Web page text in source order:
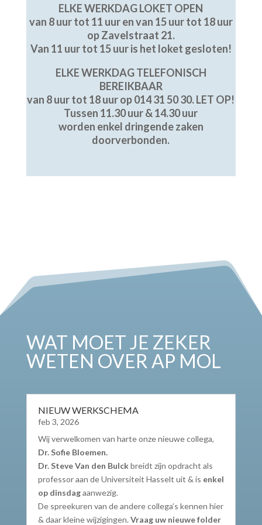
ELKE WERKDAG LOKET OPEN
van 8 uur tot 11 uur en van 15 uur tot 18 uur
op Zavelstraat 21.
Van 11 uur tot 15 uur is het loket gesloten!
ELKE WERKDAG TELEFONISCH
BEREIKBAAR
van 8 uur tot 18 uur op 014 31 50 30.LET OP!
Tussen 11.30 uur & 14.30 uur
worden enkel dringende zaken
doorverbonden.
WAT MOET JE ZEKER
WETEN OVER AP MOL
NIEUW WERKSCHEMA
feb 3, 2026
Wij verwelkomen van harte onze nieuwe collega,
Dr. Sofie Bloemen.
Dr. Steve Van den Bulckbreidt zijn opdracht als
professor aan de Universiteit Hasselt uit & is enkel
op dinsdagaanwezig.
De spreekuren van de andere collega’s kennen hier
& daar kleine wijzigingen. Vraag uw nieuwe folder